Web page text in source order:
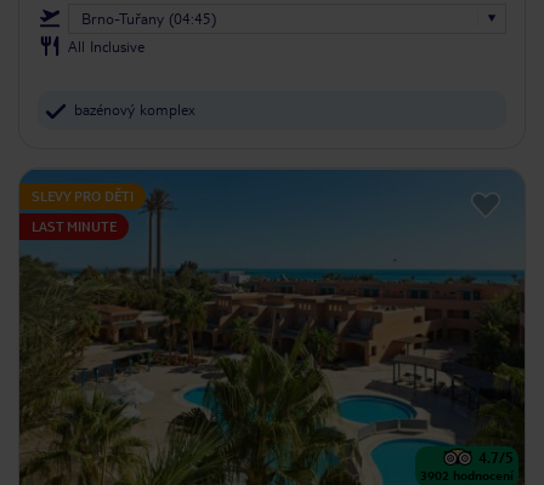
Brno-Tuřany (04:45)
All Inclusive
bazénový komplex
SLEVY PRO DĚTI
LAST MINUTE
4.7/5
3902 hodnocení